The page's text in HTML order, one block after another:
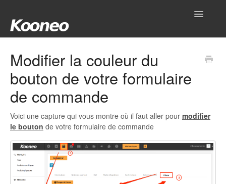
Toggle
Réglages
Produits
Gestionnaire
Outils
Modifier la couleur du
bouton de votre formulaire
de commande
Voici une capture qui vous montre où il faut aller pour modifier
le bouton de votre formulaire de commande